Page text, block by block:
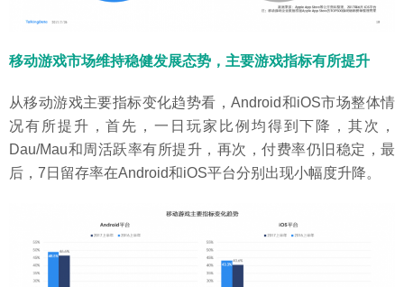
移动游戏市场维持稳健发展态势，主要游戏指标有所提升
从移动游戏主要指标变化趋势看，Android和iOS市场整体情
况有所提升，首先，一日玩家比例均得到下降，其次，
Dau/Mau和周活跃率有所提升，再次，付费率仍旧稳定，最
后，7日留存率在Android和iOS平台分别出现小幅度升降。